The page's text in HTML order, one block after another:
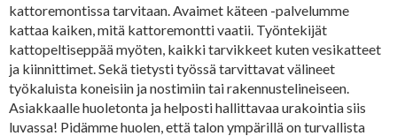
kattoremontissa tarvitaan. Avaimet käteen -palvelumme
kattaa kaiken, mitä kattoremontti vaatii. Työntekijät
kattopeltiseppää myöten, kaikki tarvikkeet kuten vesikatteet
ja kiinnittimet. Sekä tietysti työssä tarvittavat välineet
työkaluista koneisiin ja nostimiin tai rakennustelineiseen.
Asiakkaalle huoletonta ja helposti hallittavaa urakointia siis
luvassa! Pidämme huolen, että talon ympärillä on turvallista